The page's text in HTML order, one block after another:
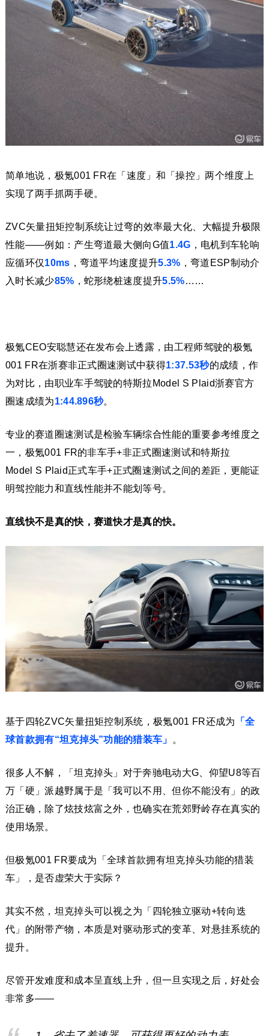
简单地说，极氪001 FR在「速度」和「操控」两个维度上
实现了两手抓两手硬。
ZVC矢量扭矩控制系统让过弯的效率最大化、大幅提升极限
性能——例如：产生弯道最大侧向G值1.4G ，电机到车轮响
应循环仅10ms ，弯道平均速度提升5.3% ，弯道ESP制动介
入时长减少85% ，蛇形绕桩速度提升5.5%……
极氪CEO安聪慧还在发布会上透露，由工程师驾驶的极氪
001 FR在浙赛非正式圈速测试中获得1:37.53秒的成绩，作
为对比，由职业车手驾驶的特斯拉Model S Plaid浙赛官方
圈速成绩为1:44.896秒。
专业的赛道圈速测试是检验车辆综合性能的重要参考维度之
一，极氪001 FR的非车手+非正式圈速测试和特斯拉
Model S Plaid正式车手+正式圈速测试之间的差距，更能证
明驾控能力和直线性能并不能划等号。
直线快不是真的快，赛道快才是真的快。
基于四轮ZVC矢量扭矩控制系统，极氪001 FR还成为 「全
球首款拥有“坦克掉头”功能的猎装车」
。
很多人不解，「坦克掉头」对于奔驰电动大G、仰望U8等百
万「硬」派越野属于是「我可以不用、但你不能没有」的政
治正确，除了炫技炫富之外，也确实在荒郊野岭存在真实的
使用场景。
但极氪001 FR要成为「全球首款拥有坦克掉头功能的猎装
车」，是否虚荣大于实际？
其实不然，坦克掉头可以视之为「四轮独立驱动+转向迭
代」的附带产物，本质是对驱动形式的变革、对悬挂系统的
提升。
尽管开发难度和成本呈直线上升，但一旦实现之后，好处会
非常多——